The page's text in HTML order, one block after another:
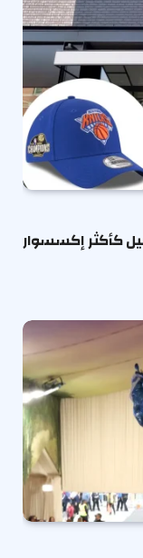
كأكثر إكسسوار